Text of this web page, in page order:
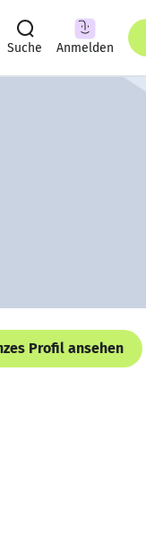
Suche Anmelden
Profil ansehen